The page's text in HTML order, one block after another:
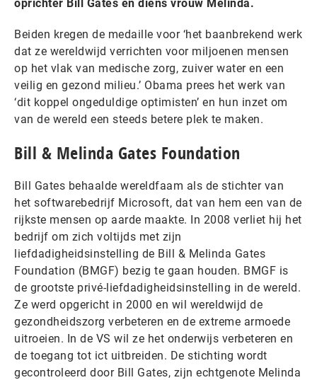
oprichter Bill Gates en diens vrouw Melinda.
Beiden kregen de medaille voor ‘het baanbrekend werk
dat ze wereldwijd verrichten voor miljoenen mensen
op het vlak van medische zorg, zuiver water en een
veilig en gezond milieu.’ Obama prees het werk van
‘dit koppel ongeduldige optimisten’ en hun inzet om
van de wereld een steeds betere plek te maken.
Bill & Melinda Gates Foundation
Bill Gates behaalde wereldfaam als de stichter van
het softwarebedrijf Microsoft, dat van hem een van de
rijkste mensen op aarde maakte. In 2008 verliet hij het
bedrijf om zich voltijds met zijn
liefdadigheidsinstelling de Bill & Melinda Gates
Foundation (BMGF) bezig te gaan houden. BMGF is
de grootste privé-liefdadigheidsinstelling in de wereld.
Ze werd opgericht in 2000 en wil wereldwijd de
gezondheidszorg verbeteren en de extreme armoede
uitroeien. In de VS wil ze het onderwijs verbeteren en
de toegang tot ict uitbreiden. De stichting wordt
gecontroleerd door Bill Gates, zijn echtgenote Melinda